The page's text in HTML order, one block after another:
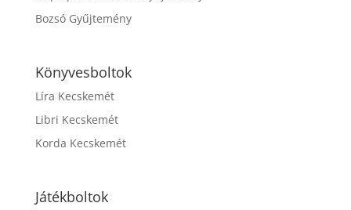
Bozsó Gyűjtemény
Könyvesboltok
Líra Kecskemét
Libri Kecskemét
Korda Kecskemét
Játékboltok